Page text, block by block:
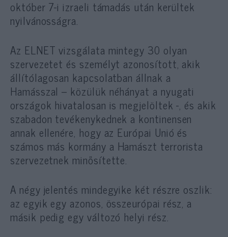
október 7-i izraeli támadás után kerültek
nyilvánosságra.
Az ELNET vizsgálata mintegy 30 olyan
szervezetet és személyt azonosított, akik
állítólagosan kapcsolatban állnak a
Hamásszal – közülük néhányat a nyugati
országok hivatalosan is megjelöltek -, és akik
szabadon tevékenykednek a kontinensen
annak ellenére, hogy az Európai Unió és
számos más kormány a Hamászt terrorista
szervezetnek minősítette.
A négy jelentés mindegyike két részre oszlik:
az egyik egy azonos, összeurópai rész, a
másik pedig egy változó helyi rész.